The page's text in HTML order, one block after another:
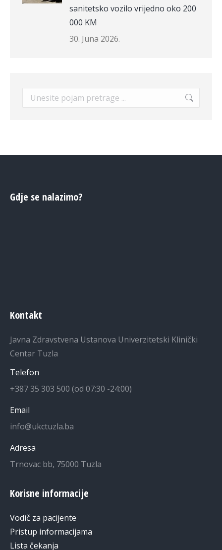
sanitetsko vozilo vrijedno oko 200
000 KM
30. Juna 2026.
Search:
Gdje se nalazimo?
Kontakt
Javna Zdravstvena Ustanova Univerzitetski Klinički
Centar Tuzla
Telefon
+387 35 303 500 (od 07:30 -24:00)
Email
info@ukctuzla.ba
Adresa
Trnovac bb, 75000 Tuzla
Korisne informacije
Vodič za pacijente
Pristup informacijama
Lista čekanja